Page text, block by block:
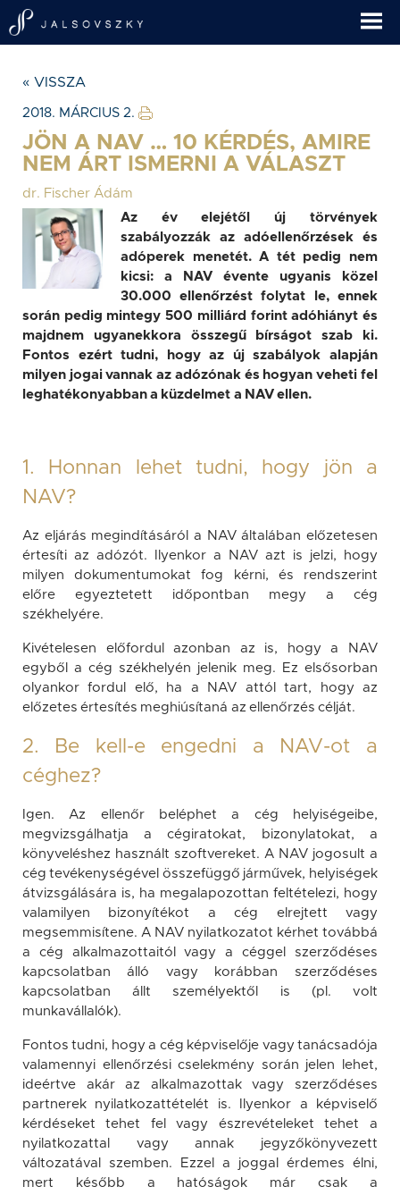
« VISSZA
2018. MÁRCIUS 2.
JÖN A NAV … 10 KÉRDÉS, AMIRE
NEM ÁRT ISMERNI A VÁLASZT
dr. Fischer Ádám
Az év elejétől új törvények
szabályozzák az adóellenőrzések és
adóperek menetét. A tét pedig nem
kicsi: a NAV évente ugyanis közel
30.000 ellenőrzést folytat le, ennek
során pedig mintegy 500 milliárd forint adóhiányt és
majdnem ugyanekkora összegű bírságot szab ki.
Fontos ezért tudni, hogy az új szabályok alapján
milyen jogai vannak az adózónak és hogyan veheti fel
leghatékonyabban a küzdelmet a NAV ellen.
1. Honnan lehet tudni, hogy jön a
NAV?
Az eljárás megindításáról a NAV általában előzetesen
értesíti az adózót. Ilyenkor a NAV azt is jelzi, hogy
milyen dokumentumokat fog kérni, és rendszerint
előre egyeztetett időpontban megy a cég
székhelyére.
Kivételesen előfordul azonban az is, hogy a NAV
egyből a cég székhelyén jelenik meg. Ez elsősorban
olyankor fordul elő, ha a NAV attól tart, hogy az
előzetes értesítés meghiúsítaná az ellenőrzés célját.
2. Be kell-e engedni a NAV-ot a
céghez?
Igen. Az ellenőr beléphet a cég helyiségeibe,
megvizsgálhatja a cégiratokat, bizonylatokat, a
könyveléshez használt szoftvereket. A NAV jogosult a
cég tevékenységével összefüggő járművek, helyiségek
átvizsgálására is, ha megalapozottan feltételezi, hogy
valamilyen bizonyítékot a cég elrejtett vagy
megsemmisítene. A NAV nyilatkozatot kérhet továbbá
a cég alkalmazottaitól vagy a céggel szerződéses
kapcsolatban álló vagy korábban szerződéses
kapcsolatban állt személyektől is (pl. volt
munkavállalók).
Fontos tudni, hogy a cég képviselője vagy tanácsadója
valamennyi ellenőrzési cselekmény során jelen lehet,
ideértve akár az alkalmazottak vagy szerződéses
partnerek nyilatkozattételét is. Ilyenkor a képviselő
kérdéseket tehet fel vagy észrevételeket tehet a
nyilatkozattal vagy annak jegyzőkönyvezett
változatával szemben. Ezzel a joggal érdemes élni,
mert később a hatóságok már csak a